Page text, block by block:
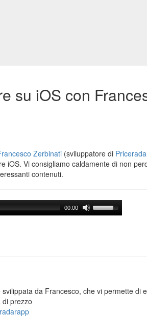
su iOS con
Zerbinati (sviluppatore di
iOS. Vi consigliamo caldamente di non
contenuti.
00:00
svilippata da Francesco, che vi permette di
di prezzo